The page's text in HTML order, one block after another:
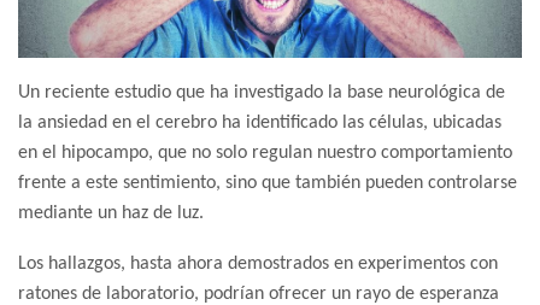
Un reciente estudio que ha investigado la base neurológica de
la ansiedad en el cerebro ha identificado las células, ubicadas
en el hipocampo, que no solo regulan nuestro comportamiento
frente a este sentimiento, sino que también pueden controlarse
mediante un haz de luz.
Los hallazgos, hasta ahora demostrados en experimentos con
ratones de laboratorio, podrían ofrecer un rayo de esperanza